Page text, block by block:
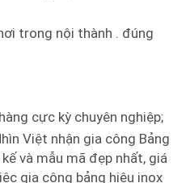
trong nội thành . đúng
cực kỳ chuyên nghiệp;
Việt nhận gia công Bảng
và mẫu mã đẹp nhất, giá
gia công bảng hiệu inox